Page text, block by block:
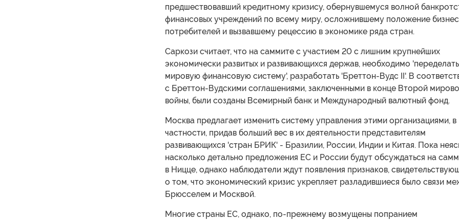
предшествовавший кредитному кризису, обернувшемуся волной
финансовых учреждений по всему миру, осложнившему положение
потребителей и вызвавшему рецессию в экономике ряда стран.
Саркози считает, что на саммите с участием 20 с лишним крупнейших
экономически развитых и развивающихся держав, необходимо 'переделать
мировую финансовую систему', разработать 'Бреттон-Вудс II'. В
с Бреттон-Вудскими соглашениями, заключенными в конце Второй
войны, были созданы Всемирный банк и Международный валютный фонд.
Москва предлагает изменить систему управления этими организациями, в
частности, придав больший вес в их деятельности представителям
развивающихся 'стран БРИК' - Бразилии, России, Индии и Китая. Пока
насколько детально предложения ЕС и России будут обсуждаться на
в Ницце, однако наблюдатели ждут появления признаков,
о том, что экономический кризис укрепляет разладившиеся было связи
Брюсселем и Москвой.
Многие страны ЕС, однако, по-прежнему возмущены попранием